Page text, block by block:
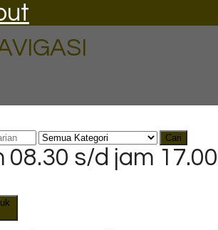
Cari
08.30 s/d jam